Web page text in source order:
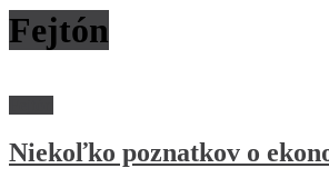
Fejtón
Niekoľko poznatkov o